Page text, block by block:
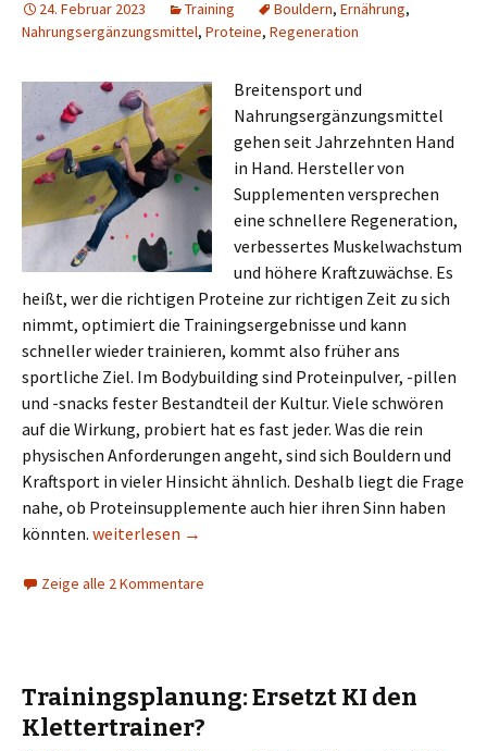
24. Februar 2023 Training Bouldern, Ernährung,
Nahrungsergänzungsmittel, Proteine, Regeneration
Breitensport und
Nahrungsergänzungsmittel
gehen seit Jahrzehnten Hand
in Hand. Hersteller von
Supplementen versprechen
eine schnellere Regeneration,
verbessertes Muskelwachstum
und höhere Kraftzuwächse. Es
heißt, wer die richtigen Proteine zur richtigen Zeit zu sich
nimmt, optimiert die Trainingsergebnisse und kann
schneller wieder trainieren, kommt also früher ans
sportliche Ziel. Im Bodybuilding sind Proteinpulver, -pillen
und -snacks fester Bestandteil der Kultur. Viele schwören
auf die Wirkung, probiert hat es fast jeder. Was die rein
physischen Anforderungen angeht, sind sich Bouldern und
Kraftsport in vieler Hinsicht ähnlich. Deshalb liegt die Frage
nahe, ob Proteinsupplemente auch hier ihren Sinn haben
könnten. Supplemente im Klettersport: Schneller fit durch
weiterlesen →
Zeige alle 2 Kommentare
Trainingsplanung: Ersetzt KI den
Klettertrainer?